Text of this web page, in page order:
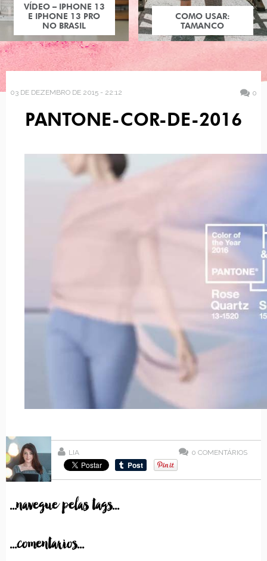
VÍDEO – IPHONE 13
E IPHONE 13 PRO
NO BRASIL
COMO USAR:
TAMANCO
03 DE DEZEMBRO DE 2015 - 22:12 0
PANTONE-COR-DE-2016
LIA 0 COMENTÁRIOS
...navegue pelas tags...
...comentarios...